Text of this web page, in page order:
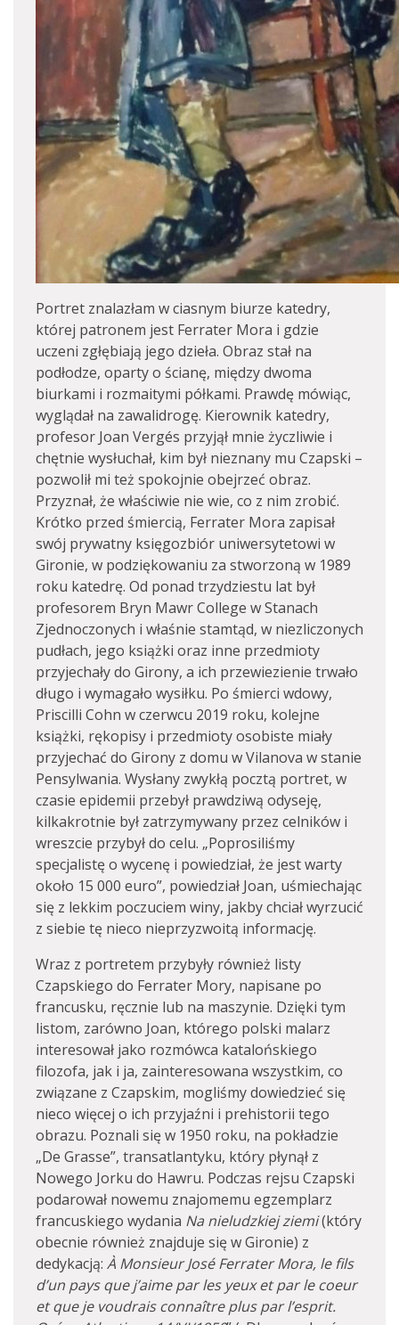
Portret znalazłam w ciasnym biurze katedry,
której patronem jest Ferrater Mora i gdzie
uczeni zgłębiają jego dzieła. Obraz stał na
podłodze, oparty o ścianę, między dwoma
biurkami i rozmaitymi półkami. Prawdę mówiąc,
wyglądał na zawalidrogę. Kierownik katedry,
profesor Joan Vergés przyjął mnie życzliwie i
chętnie wysłuchał, kim był nieznany mu Czapski –
pozwolił mi też spokojnie obejrzeć obraz.
Przyznał, że właściwie nie wie, co z nim zrobić.
Krótko przed śmiercią, Ferrater Mora zapisał
swój prywatny księgozbiór uniwersytetowi w
Gironie, w podziękowaniu za stworzoną w 1989
roku katedrę. Od ponad trzydziestu lat był
profesorem Bryn Mawr College w Stanach
Zjednoczonych i właśnie stamtąd, w niezliczonych
pudłach, jego książki oraz inne przedmioty
przyjechały do Girony, a ich przewiezienie trwało
długo i wymagało wysiłku. Po śmierci wdowy,
Priscilli Cohn w czerwcu 2019 roku, kolejne
książki, rękopisy i przedmioty osobiste miały
przyjechać do Girony z domu w Vilanova w stanie
Pensylwania. Wysłany zwykłą pocztą portret, w
czasie epidemii przebył prawdziwą odyseję,
kilkakrotnie był zatrzymywany przez celników i
wreszcie przybył do celu. „Poprosiliśmy
specjalistę o wycenę i powiedział, że jest warty
około 15 000 euro”, powiedział Joan, uśmiechając
się z lekkim poczuciem winy, jakby chciał wyrzucić
z siebie tę nieco nieprzyzwoitą informację.
Wraz z portretem przybyły również listy
Czapskiego do Ferrater Mory, napisane po
francusku, ręcznie lub na maszynie. Dzięki tym
listom, zarówno Joan, którego polski malarz
interesował jako rozmówca katalońskiego
filozofa, jak i ja, zainteresowana wszystkim, co
związane z Czapskim, mogliśmy dowiedzieć się
nieco więcej o ich przyjaźni i prehistorii tego
obrazu. Poznali się w 1950 roku, na pokładzie
„De Grasse”, transatlantyku, który płynął z
Nowego Jorku do Hawru. Podczas rejsu Czapski
podarował nowemu znajomemu egzemplarz
francuskiego wydania Na nieludzkiej ziemi(który
obecnie również znajduje się w Gironie) z
dedykacją: À Monsieur José Ferrater Mora, le fils
d’un pays que j’aime par les yeux et par le coeur
et que je voudrais connaître plus par l’esprit.